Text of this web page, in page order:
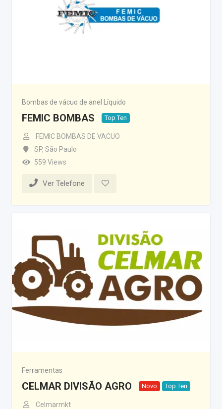
Bombas de vácuo de anel Líquido
FEMIC BOMBAS Top Ten
FEMIC BOMBAS DE VACUO
SP, São Paulo
559 Views
Ver Telefone
Ferramentas
CELMAR DIVISÃO AGRO Novo Top Ten
Celmarmkt